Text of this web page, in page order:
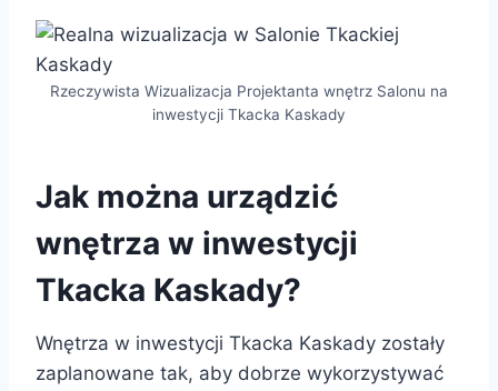
Rzeczywista Wizualizacja Projektanta wnętrz Salonu na
inwestycji Tkacka Kaskady
Jak można urządzić
wnętrza w inwestycji
Tkacka Kaskady?
Wnętrza w inwestycji Tkacka Kaskady zostały
zaplanowane tak, aby dobrze wykorzystywać